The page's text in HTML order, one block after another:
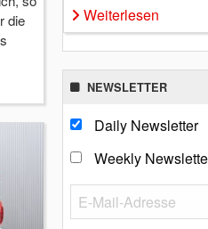
die
Weiterlesen
NEWSLETTER
Daily Newsletter
Weekly